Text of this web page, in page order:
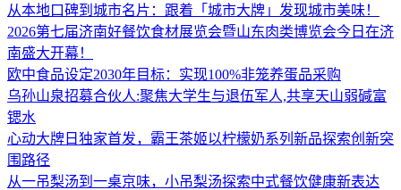
从本地口碑到城市名片：跟着「城市大牌」发现城市美味！
2026第七届济南好餐饮食材展览会暨山东肉类博览会今日在济
南盛大开幕！
欧中食品设定2030年目标：实现100%非笼养蛋品采购
乌孙山泉招募合伙人:聚焦大学生与退伍军人,共享天山弱碱富
锶水
心动大牌日独家首发，霸王茶姬以柠檬奶系列新品探索创新突
围路径
从一吊梨汤到一桌京味，小吊梨汤探索中式餐饮健康新表达